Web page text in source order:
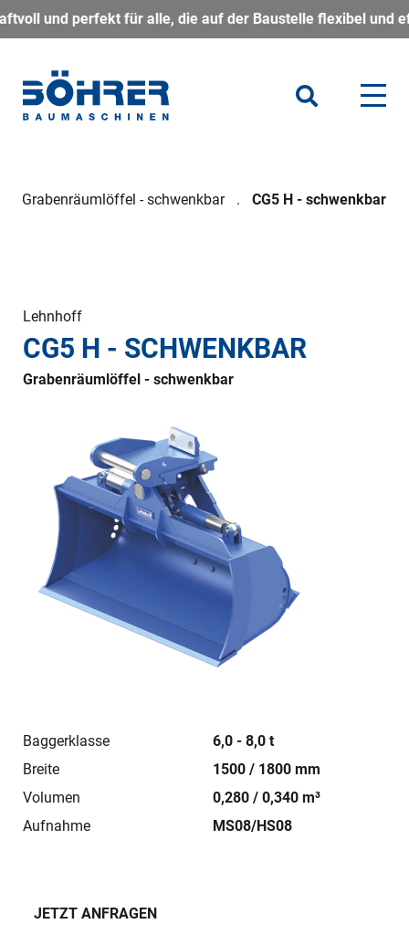
perfekt für alle, die auf der Baustelle flexibel und
Grabenräumlöffel - schwenkbar CG5 H - schwenkbar
Lehnhoff
CG5 H - SCHWENKBAR
Grabenräumlöffel - schwenkbar
Baggerklasse
6,0 - 8,0 t
Breite
1500 / 1800 mm
Volumen
0,280 / 0,340 m³
Aufnahme
MS08/HS08
JETZT ANFRAGEN